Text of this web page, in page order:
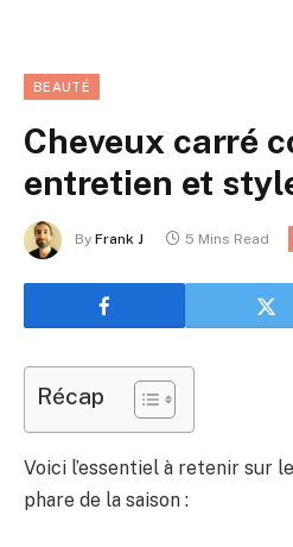
BEAUTÉ
Cheveux carré
entretien et
By Frank J 5 Mins Read
Récap
Voici l’essentiel à retenir sur
phare de la saison :